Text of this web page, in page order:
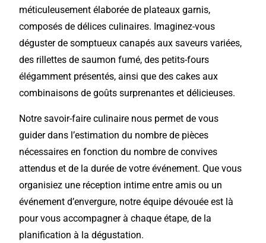
méticuleusement élaborée de plateaux garnis,
composés de délices culinaires. Imaginez-vous
déguster de somptueux canapés aux saveurs variées,
des rillettes de saumon fumé, des petits-fours
élégamment présentés, ainsi que des cakes aux
combinaisons de goûts surprenantes et délicieuses.
Notre savoir-faire culinaire nous permet de vous
guider dans l’estimation du nombre de pièces
nécessaires en fonction du nombre de convives
attendus et de la durée de votre événement. Que vous
organisiez une réception intime entre amis ou un
événement d’envergure, notre équipe dévouée est là
pour vous accompagner à chaque étape, de la
planification à la dégustation.